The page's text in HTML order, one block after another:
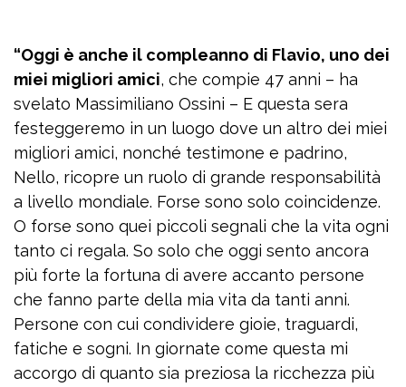
“Oggi è anche il compleanno di Flavio, uno dei
miei migliori amici, che compie 47 anni – ha
svelato Massimiliano Ossini – E questa sera
festeggeremo in un luogo dove un altro dei miei
migliori amici, nonché testimone e padrino,
Nello, ricopre un ruolo di grande responsabilità
a livello mondiale. Forse sono solo coincidenze.
O forse sono quei piccoli segnali che la vita ogni
tanto ci regala. So solo che oggi sento ancora
più forte la fortuna di avere accanto persone
che fanno parte della mia vita da tanti anni.
Persone con cui condividere gioie, traguardi,
fatiche e sogni. In giornate come questa mi
accorgo di quanto sia preziosa la ricchezza più